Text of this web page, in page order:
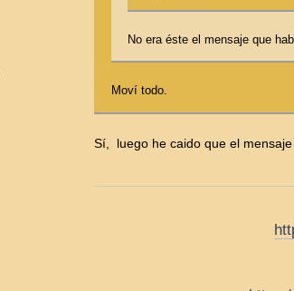
No era éste el mensaje que
Moví todo.
Sí, luego he caido que el